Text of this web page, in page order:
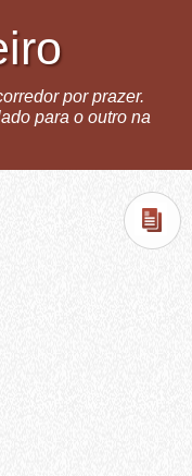
por prazer.
para o outro na